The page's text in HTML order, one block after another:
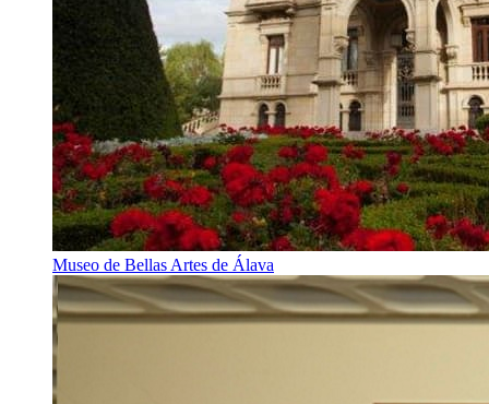
Museo de Bellas Artes de Álava